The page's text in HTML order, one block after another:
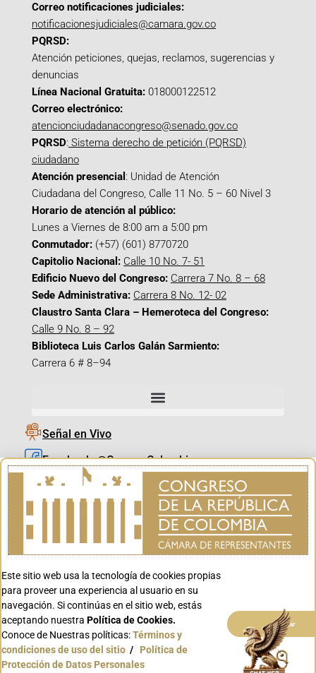
Correo notificaciones judiciales:
notificacionesjudiciales@camara.gov.co
PQRSD:
Atención peticiones, quejas, reclamos, sugerencias y
denuncias
Línea Nacional Gratuita: 018000122512
Correo electrónico:
atencionciudadanacongreso@senado.gov.co
PQRSD: Sistema derecho de petición (PQRSD)
ciudadano
Atención presencial : Unidad de Atención
Ciudadana del Congreso, Calle 11 No. 5 – 60 Nivel 3
Horario de atención al público:
Lunes a Viernes de 8:00 am a 5:00 pm
Conmutador: (+57) (601) 8770720
Capitolio Nacional: Calle 10 No. 7- 51
Edificio Nuevo del Congreso: Carrera 7 No. 8 – 68
Sede Administrativa: Carrera 8 No. 12- 02
Claustro Santa Clara – Hemeroteca del Congreso:
Calle 9 No. 8 – 92
Biblioteca Luis Carlos Galán Sarmiento:
Carrera 6 # 8–94
Señal en Vivo
Facebook_@CamaraColombia
Instagram_@CamaraColombia
X_@CamaraColombia
Youtube_@CamaraColombia
Youtube_@CanalCongreso
Conoce GOV.CO
Este sitio web usa la tecnología de cookies propias
para proveer una experiencia al usuario en su
navegación. Si continúas en el sitio web, estás
aceptando nuestra Política de Cookies.
Conoce de Nuestras políticas:Términos y
condiciones de uso del sitio / Política de
Protección de Datos Personales
Aceptar